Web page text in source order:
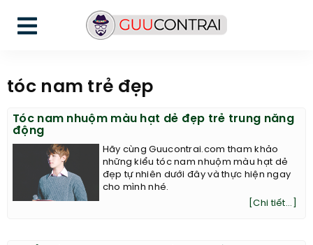
tóc nam trẻ đẹp
Tóc nam nhuộm màu hạt dẻ đẹp trẻ trung năng
động
Hãy cùng Guucontrai.com tham khảo
những kiểu tóc nam nhuộm màu hạt dẻ
đẹp tự nhiên dưới đây và thực hiện ngay
cho mình nhé.
[Chi tiết...]